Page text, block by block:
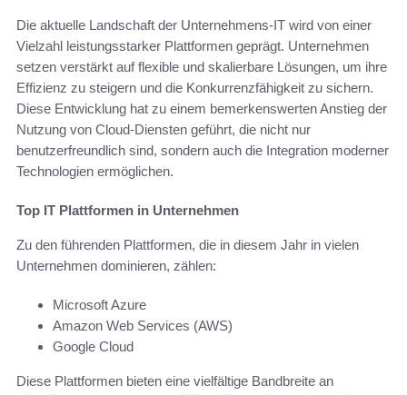
Die aktuelle Landschaft der Unternehmens-IT wird von einer
Vielzahl leistungsstarker Plattformen geprägt. Unternehmen
setzen verstärkt auf flexible und skalierbare Lösungen, um ihre
Effizienz zu steigern und die Konkurrenzfähigkeit zu sichern.
Diese Entwicklung hat zu einem bemerkenswerten Anstieg der
Nutzung von Cloud-Diensten geführt, die nicht nur
benutzerfreundlich sind, sondern auch die Integration moderner
Technologien ermöglichen.
Top IT Plattformen in Unternehmen
Zu den führenden Plattformen, die in diesem Jahr in vielen
Unternehmen dominieren, zählen:
Microsoft Azure
Amazon Web Services (AWS)
Google Cloud
Diese Plattformen bieten eine vielfältige Bandbreite an